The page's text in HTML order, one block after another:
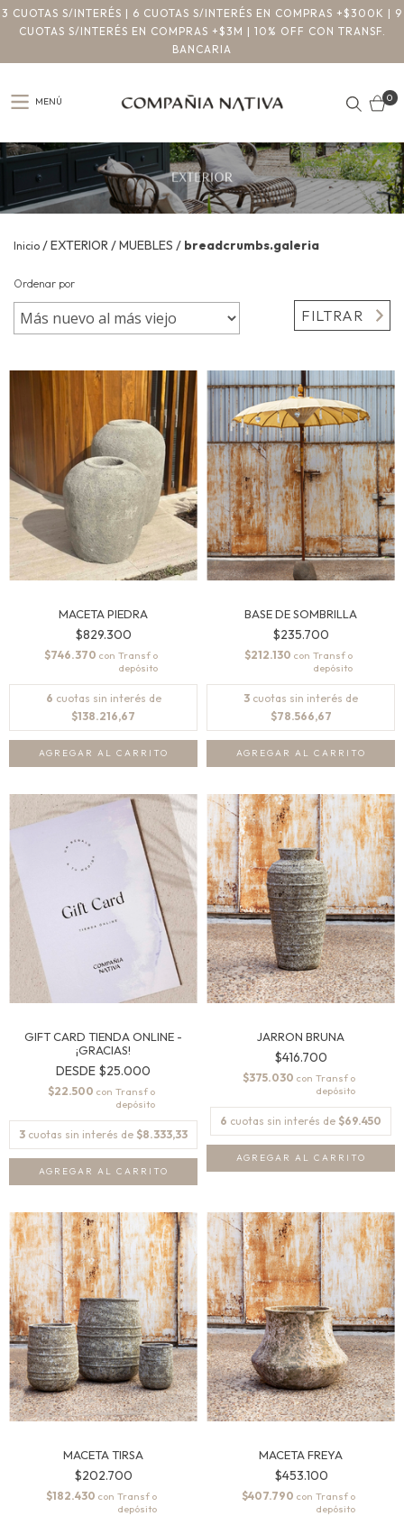
3 CUOTAS S/INTERÉS | 6 CUOTAS S/INTERÉS EN COMPRAS +$300K | 9
CUOTAS S/INTERÉS EN COMPRAS +$3M | 10% OFF CON TRANSF.
BANCARIA
MENÚ 0
Inicio /EXTERIOR/MUEBLES / breadcrumbs.galeria
Ordenar por
FILTRAR
MACETA PIEDRA
$829.300
$746.370 con
6 cuotas sin interés de
$138.216,67
AGREGAR AL CARRITO
BASE DE SOMBRILLA
$235.700
$212.130 con
3 cuotas sin interés de
$78.566,67
GIFT CARD TIENDA ONLINE -
¡GRACIAS!
DESDE $25.000
$22.500 con
3 cuotas sin interés de $8.333,33
JARRON BRUNA
$416.700
$375.030 con
6 cuotas sin interés de $69.450
MACETA TIRSA
$202.700
$182.430 con
MACETA FREYA
$453.100
$407.790 con